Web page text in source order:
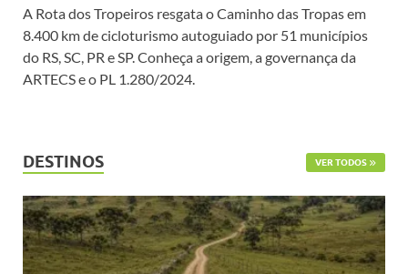
A Rota dos Tropeiros resgata o Caminho das Tropas em
8.400 km de cicloturismo autoguiado por 51 municípios
do RS, SC, PR e SP. Conheça a origem, a governança da
ARTECS e o PL 1.280/2024.
DESTINOS VER TODOS